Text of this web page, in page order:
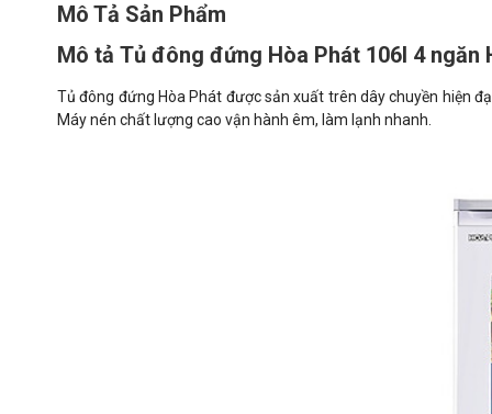
Mô Tả Sản Phẩm
Mô tả Tủ đông đứng Hòa Phát 106l 4 ngăn
Tủ đông đứng Hòa Phát được sản xuất trên dây chuyền hiện
Máy nén chất lượng cao vận hành êm, làm lạnh nhanh.